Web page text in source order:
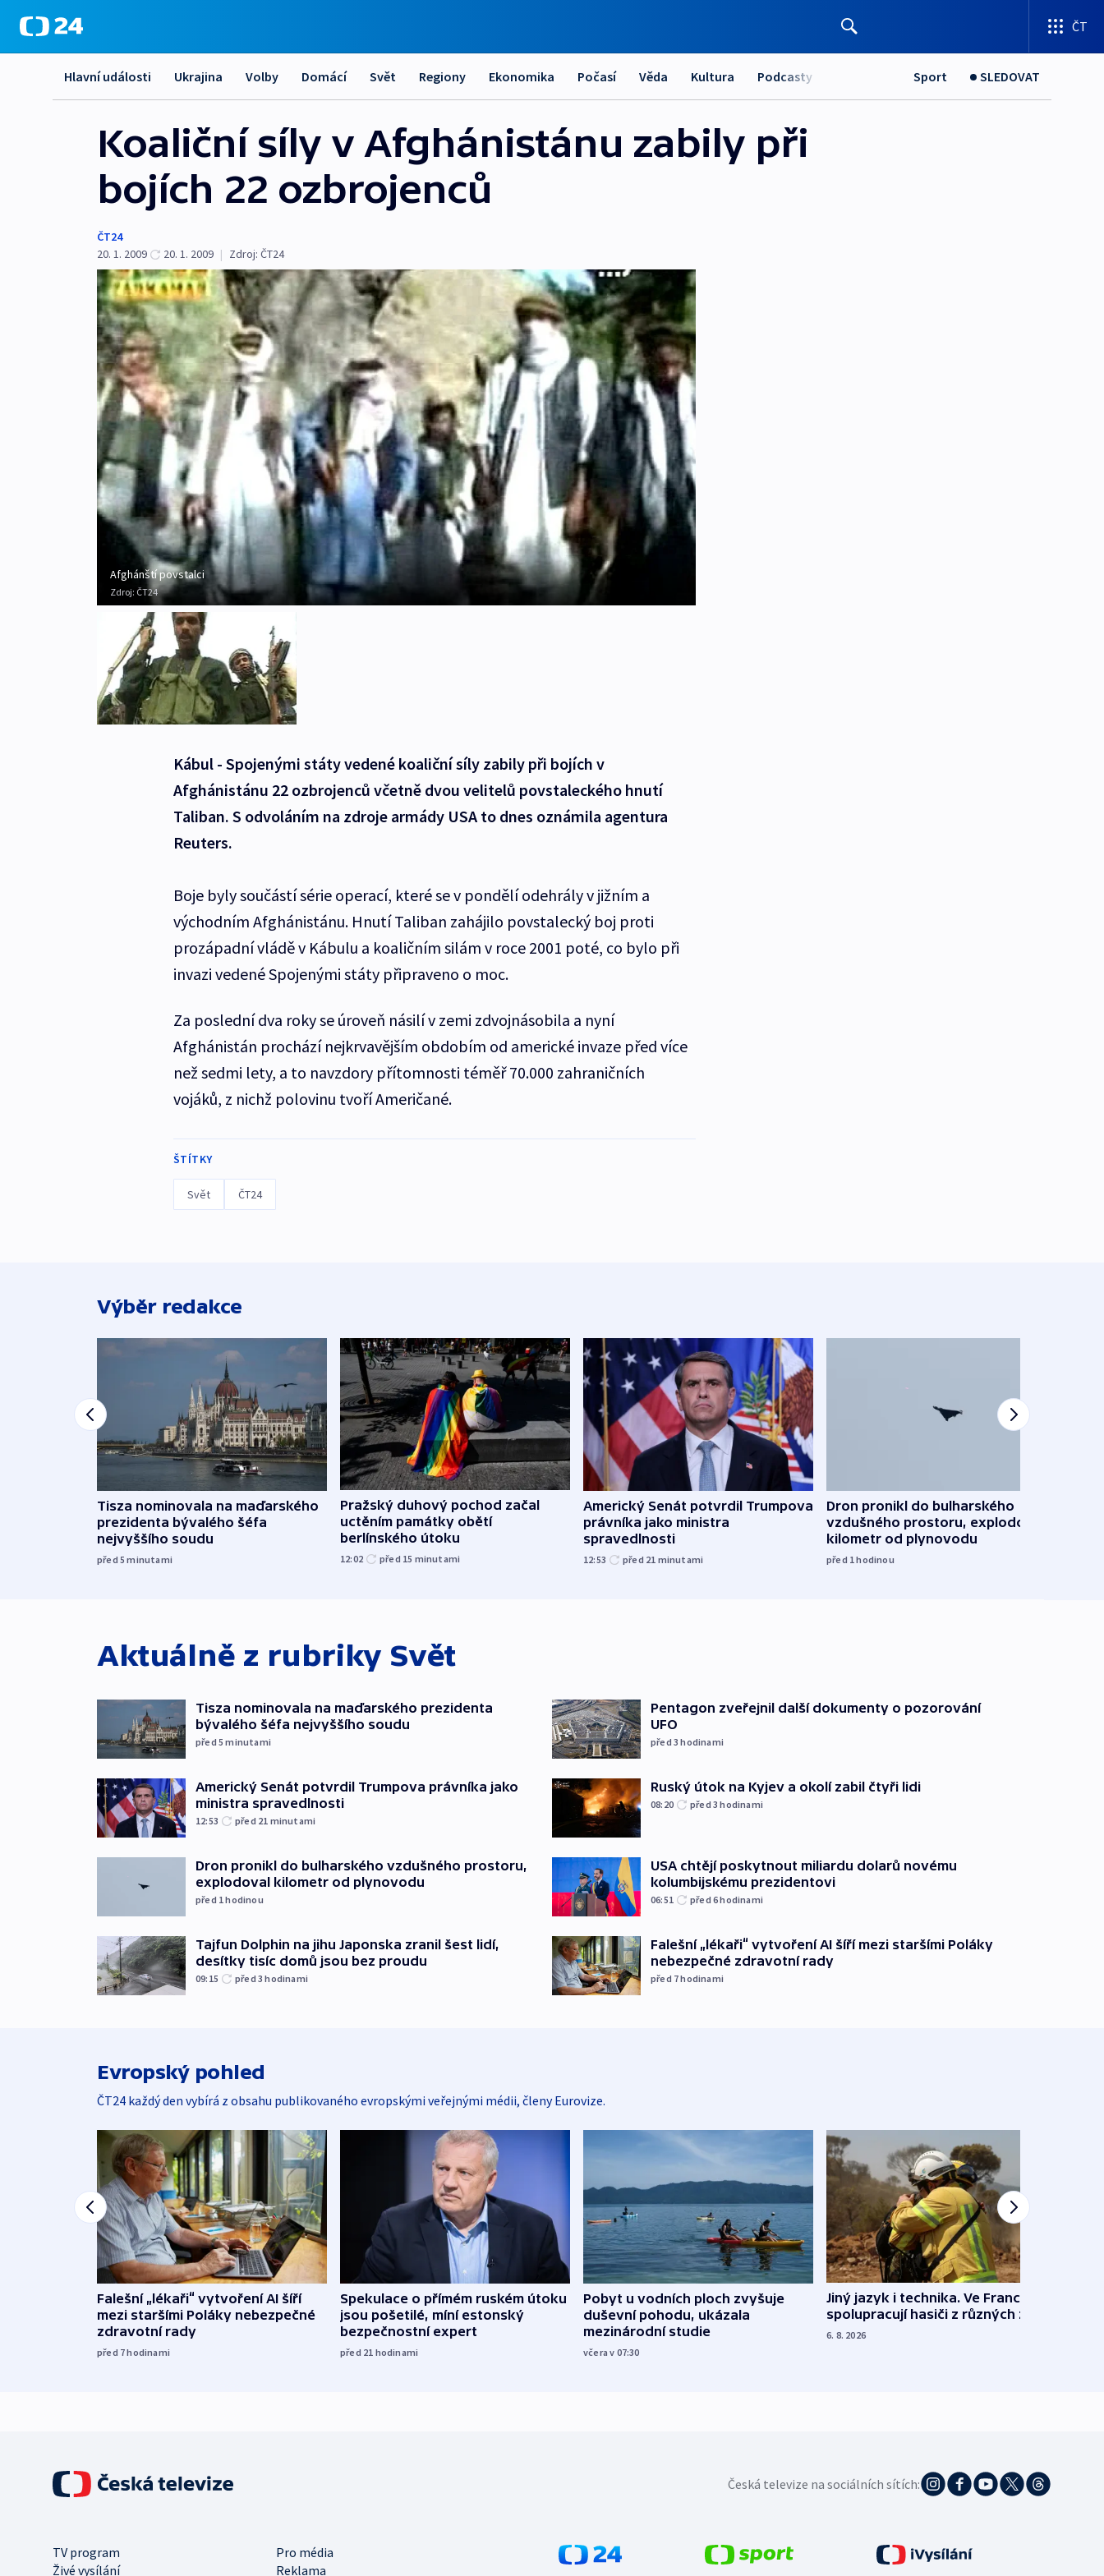
ČT
Hlavní události Ukrajina Volby Domácí Svět Regiony Ekonomika Počasí Věda Kultura Podcasty Sport SLEDOVAT
Koaliční síly v Afghánistánu zabily při
bojích 22 ozbrojenců
ČT24
20. 1. 2009
20. 1. 2009 | Zdroj: ČT24
Afghánští povstalci
Zdroj: ČT24
Kábul - Spojenými státy vedené koaliční síly zabily při bojích v
Afghánistánu 22 ozbrojenců včetně dvou velitelů povstaleckého hnutí
Taliban. S odvoláním na zdroje armády USA to dnes oznámila agentura
Reuters.
Boje byly součástí série operací, které se v pondělí odehrály v jižním a
východním Afghánistánu. Hnutí Taliban zahájilo povstalecký boj proti
prozápadní vládě v Kábulu a koaličním silám v roce 2001 poté, co bylo při
invazi vedené Spojenými státy připraveno o moc.
Za poslední dva roky se úroveň násilí v zemi zdvojnásobila a nyní
Afghánistán prochází nejkrvavějším obdobím od americké invaze před více
než sedmi lety, a to navzdory přítomnosti téměř 70.000 zahraničních
vojáků, z nichž polovinu tvoří Američané.
ŠTÍTKY
Svět ČT24
Výběr redakce
Tisza nominovala na maďarského
prezidenta bývalého šéfa
nejvyššího soudu
před 5minutami
Pražský duhový pochod začal
uctěním památky obětí
berlínského útoku
12:02 před 15 minutami
Americký Senát potvrdil Trumpova
právníka jako ministra
spravedlnosti
12:53 před 21 minutami
Dron pronikl do bulharského
vzdušného prostoru, explodoval
kilometr od plynovodu
před 1hodinou
Aktuálně z rubriky Svět
Tisza nominovala na maďarského prezidenta
bývalého šéfa nejvyššího soudu
před 5minutami
Americký Senát potvrdil Trumpova právníka jako
ministra spravedlnosti
12:53 před 21 minutami
Dron pronikl do bulharského vzdušného prostoru,
explodoval kilometr od plynovodu
před 1hodinou
Tajfun Dolphin na jihu Japonska zranil šest lidí,
desítky tisíc domů jsou bez proudu
09:15 před 3hodinami
Pentagon zveřejnil další dokumenty o pozorování
UFO
před 3hodinami
Ruský útok na Kyjev a okolí zabil čtyři lidi
08:20 před 3hodinami
USA chtějí poskytnout miliardu dolarů novému
kolumbijskému prezidentovi
06:51 před 6hodinami
Falešní „lékaři“ vytvoření AI šíří mezi staršími Poláky
nebezpečné zdravotní rady
před 7hodinami
Evropský pohled
ČT24 každý den vybírá z obsahu publikovaného evropskými veřejnými médii, členy Eurovize.
Falešní „lékaři“ vytvoření AI šíří
mezi staršími Poláky nebezpečné
zdravotní rady
před 7hodinami
Spekulace o přímém ruském útoku
jsou pošetilé, míní estonský
bezpečnostní expert
před 21 hodinami
Pobyt u vodních ploch zvyšuje
duševní pohodu, ukázala
mezinárodní studie
včera v 07:30
Jiný jazyk i technika. Ve Francii
spolupracují hasiči z různých zemí
6. 8. 2026
Česká televize na sociálních sítích:
TV program
Pro média
Živé vysílání
Reklama